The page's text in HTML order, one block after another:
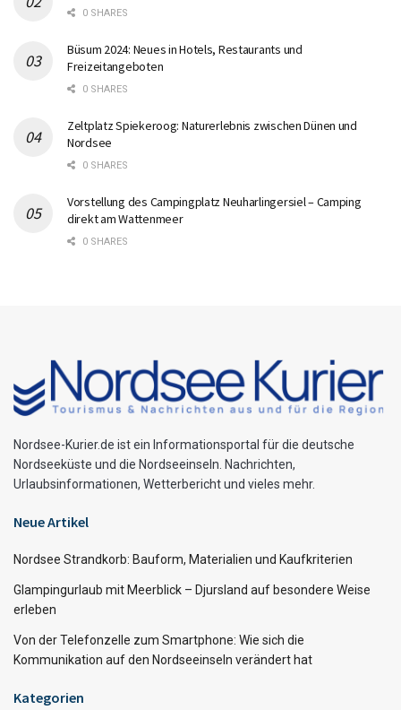
0 SHARES
Büsum 2024: Neues in Hotels, Restaurants und
Freizeitangeboten
0 SHARES
Zeltplatz Spiekeroog: Naturerlebnis zwischen Dünen und
Nordsee
0 SHARES
Vorstellung des Campingplatz Neuharlingersiel – Camping
direkt am Wattenmeer
0 SHARES
Nordsee-Kurier.de ist ein Informationsportal für die deutsche
Nordseeküste und die Nordseeinseln. Nachrichten,
Urlaubsinformationen, Wetterbericht und vieles mehr.
Neue Artikel
Nordsee Strandkorb: Bauform, Materialien und Kaufkriterien
Glampingurlaub mit Meerblick – Djursland auf besondere Weise
erleben
Von der Telefonzelle zum Smartphone: Wie sich die
Kommunikation auf den Nordseeinseln verändert hat
Kategorien